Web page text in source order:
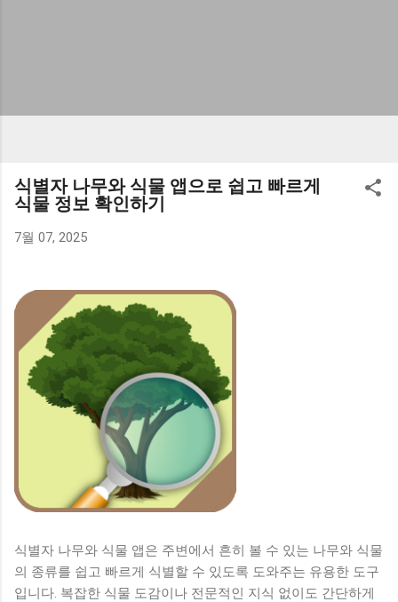
식별자 나무와 식물 앱으로 쉽고 빠르게
식물 정보 확인하기
7월 07, 2025
식별자 나무와 식물 앱은 주변에서 흔히 볼 수 있는 나무와 식물
의 종류를 쉽고 빠르게 식별할 수 있도록 도와주는 유용한 도구
입니다. 복잡한 식물 도감이나 전문적인 지식 없이도 간단하게